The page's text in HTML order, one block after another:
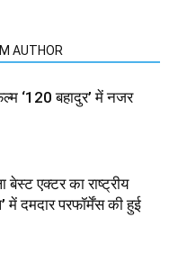
AUTHOR
‘120 बहादुर’ में नजर
बेस्ट एक्टर का राष्ट्रीय
दमदार परफॉर्मेंस की हुई